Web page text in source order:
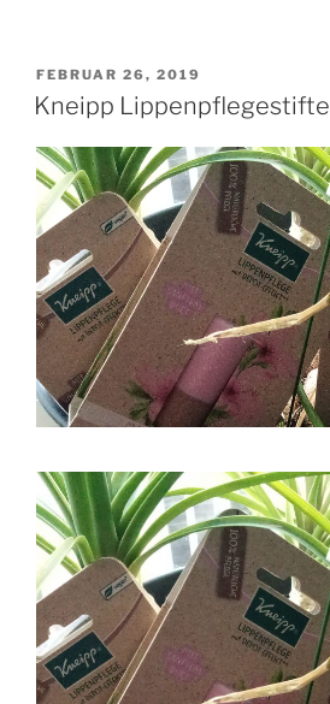
VERÖFFENTLICHT
AM
FEBRUAR 26, 2019
Kneipp Lippenpflegestifte